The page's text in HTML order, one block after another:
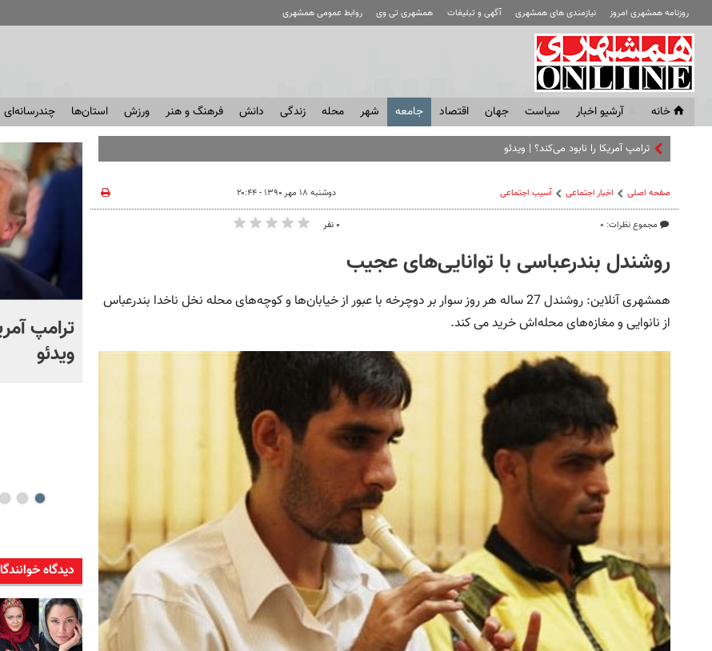
روزنامه همشهری امروز نیازمندی های همشهری آگهی و تبلیغات همشهری تی وی روابط عمومی همشهری
خانه آرشیو اخبار سياست جهان اقتصاد جامعه شهر محله زندگی دانش فرهنگ و هنر ورزش استان‌ها چندرسانه‌ای
ترامپ آمریکا را نابود می‌کند؟ | ویدئو
صفحه اصلی اخبار اجتماعی آسیب اجتماعی
مجموع نظرات: ۰
دوشنبه ۱۸ مهر ۱۳۹۰ - ۲۰:۴۴
۰ نفر
روشندل بندرعباسی با توانایی‌های عجیب
همشهری آنلاین: روشندل 27 ساله هر روز سوار بر دوچرخه با عبور از خیابان‌ها و کوچه‌های محله نخل ناخدا بندرعباس
از نانوایی و مغازه‌های محله‌اش خرید می کند.
شهید لاریجانی به رد صلاحیت
خود + ویدئو
ترامپ
ویدئو
دیدگاه